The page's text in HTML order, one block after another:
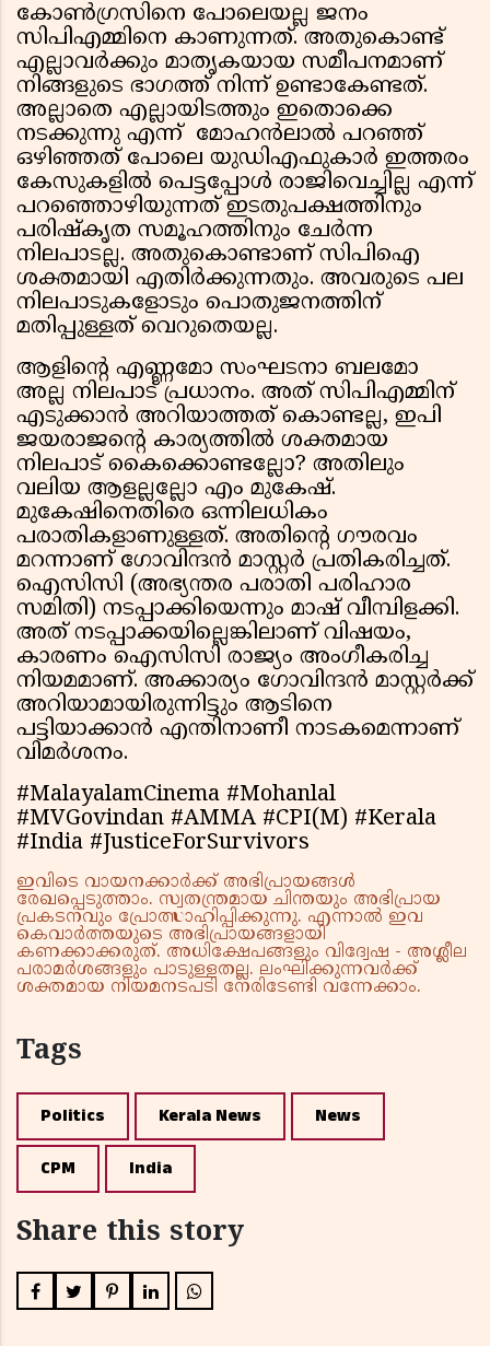
കോണ്‍ഗ്രസിനെ പോലെയല്ല ജനം
സിപിഎമ്മിനെ കാണുന്നത്. അതുകൊണ്ട്
എല്ലാവര്‍ക്കും മാതൃകയായ സമീപനമാണ്
നിങ്ങളുടെ ഭാഗത്ത് നിന്ന് ഉണ്ടാകേണ്ടത്.
അല്ലാതെ എല്ലായിടത്തും ഇതൊക്കെ
നടക്കുന്നു എന്ന് മോഹന്‍ലാല്‍ പറഞ്ഞ്
ഒഴിഞ്ഞത് പോലെ യുഡിഎഫുകാര്‍ ഇത്തരം
കേസുകളില്‍ പെട്ടപ്പോള്‍ രാജിവെച്ചില്ല എന്ന്
പറഞ്ഞൊഴിയുന്നത് ഇടതുപക്ഷത്തിനും
പരിഷ്‌കൃത സമൂഹത്തിനും ചേര്‍ന്ന
നിലപാടല്ല. അതുകൊണ്ടാണ് സിപിഐ
ശക്തമായി എതിര്‍ക്കുന്നതും. അവരുടെ പല
നിലപാടുകളോടും പൊതുജനത്തിന്
മതിപ്പുള്ളത് വെറുതെയല്ല.
ആളിന്റെ എണ്ണമോ സംഘടനാ ബലമോ
അല്ല നിലപാട് പ്രധാനം. അത് സിപിഎമ്മിന്
എടുക്കാന്‍ അറിയാത്തത് കൊണ്ടല്ല, ഇപി
ജയരാജന്റെ കാര്യത്തില്‍ ശക്തമായ
നിലപാട് കൈക്കൊണ്ടല്ലോ? അതിലും
വലിയ ആളല്ലല്ലോ എം മുകേഷ്.
മുകേഷിനെതിരെ ഒന്നിലധികം
പരാതികളാണുള്ളത്. അതിന്റെ ഗൗരവം
മറന്നാണ് ഗോവിന്ദന്‍ മാസ്റ്റര്‍ പ്രതികരിച്ചത്.
ഐസിസി (അഭ്യന്തര പരാതി പരിഹാര
സമിതി) നടപ്പാക്കിയെന്നും മാഷ് വീമ്പിളക്കി.
അത് നടപ്പാക്കയില്ലെങ്കിലാണ് വിഷയം,
കാരണം ഐസിസി രാജ്യം അംഗീകരിച്ച
നിയമമാണ്. അക്കാര്യം ഗോവിന്ദന്‍ മാസ്റ്റര്‍ക്ക്
അറിയാമായിരുന്നിട്ടും ആടിനെ
പട്ടിയാക്കാന്‍ എന്തിനാണീ നാടകമെന്നാണ്
വിമർശനം.
#MalayalamCinema #Mohanlal
#MVGovindan #AMMA #CPI(M) #Kerala
#India #JusticeForSurvivors
ഇവിടെ വായനക്കാർക്ക് അഭിപ്രായങ്ങൾ
രേഖപ്പെടുത്താം. സ്വതന്ത്രമായ ചിന്തയും അഭിപ്രായ
പ്രകടനവും പ്രോത്സാഹിപ്പിക്കുന്നു. എന്നാൽ ഇവ
കെവാർത്തയുടെ അഭിപ്രായങ്ങളായി
കണക്കാക്കരുത്. അധിക്ഷേപങ്ങളും വിദ്വേഷ - അശ്ലീല
പരാമർശങ്ങളും പാടുള്ളതല്ല. ലംഘിക്കുന്നവർക്ക്
ശക്തമായ നിയമനടപടി നേരിടേണ്ടി വന്നേക്കാം.
Tags
Politics Kerala News News
CPM India
Share this story